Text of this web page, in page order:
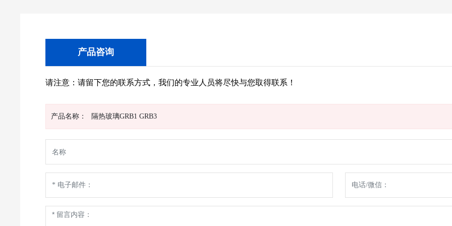
产品咨询
请注意：请留下您的联系方式，我们的专业人员将尽快与您取得联系！
产品名称： 隔热玻璃GRB1 GRB3